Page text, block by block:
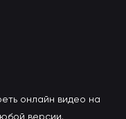
онлайн видео на
версии.